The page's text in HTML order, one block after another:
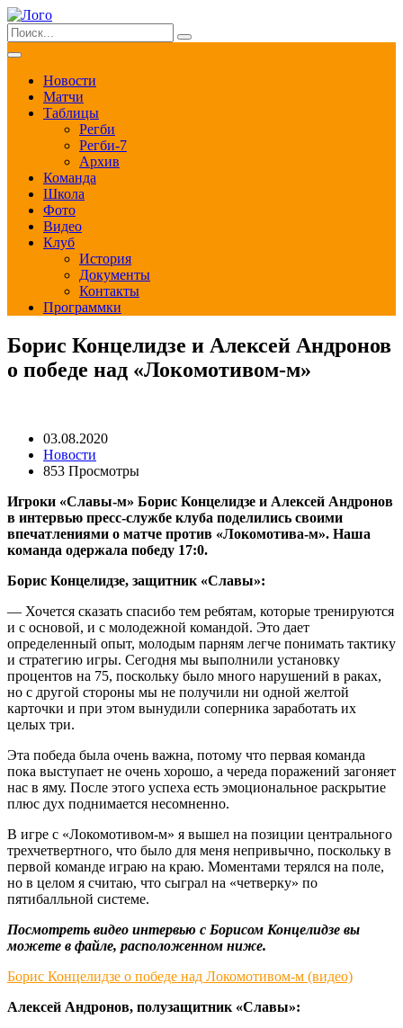
Новости
Матчи
Таблицы
Регби
Регби-7
Архив
Команда
Школа
Фото
Видео
Клуб
История
Документы
Контакты
Программки
Борис Концелидзе и Алексей Андронов
о победе над «Локомотивом-м»
03.08.2020
Новости
853 Просмотры
Игроки «Славы-м» Борис Концелидзе и Алексей Андронов
в интервью пресс-службе клуба поделились своими
впечатлениями о матче против «Локомотива-м». Наша
команда одержала победу 17:0.
Борис Концелидзе, защитник «Славы»:
— Хочется сказать спасибо тем ребятам, которые тренируются
и с основой, и с молодежной командой. Это дает
определенный опыт, молодым парням легче понимать тактику
и стратегию игры. Сегодня мы выполнили установку
процентов на 75, поскольку было много нарушений в раках,
но с другой стороны мы не получили ни одной желтой
карточки и при этом вынудили соперника заработать их
целых три.
Эта победа была очень важна, потому что первая команда
пока выступает не очень хорошо, а череда поражений загоняет
нас в яму. После этого успеха есть эмоциональное раскрытие
плюс дух поднимается несомненно.
В игре с «Локомотивом-м» я вышел на позиции центрального
трехчетвертного, что было для меня непривычно, поскольку в
первой команде играю на краю. Моментами терялся на поле,
но в целом я считаю, что сыграл на «четверку» по
пятибалльной системе.
Посмотреть видео интервью с Борисом Концелидзе вы
можете в файле, расположенном ниже.
Борис Концелидзе о победе над Локомотивом-м (видео)
Алексей Андронов, полузащитник «Славы»: